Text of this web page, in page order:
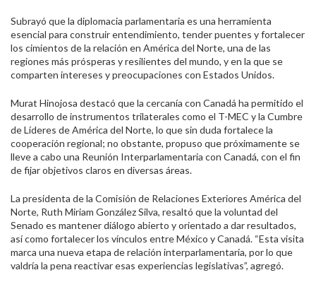
Subrayó que la diplomacia parlamentaria es una herramienta
esencial para construir entendimiento, tender puentes y fortalecer
los cimientos de la relación en América del Norte, una de las
regiones más prósperas y resilientes del mundo, y en la que se
comparten intereses y preocupaciones con Estados Unidos.
Murat Hinojosa destacó que la cercanía con Canadá ha permitido el
desarrollo de instrumentos trilaterales como el T-MEC y la Cumbre
de Líderes de América del Norte, lo que sin duda fortalece la
cooperación regional; no obstante, propuso que próximamente se
lleve a cabo una Reunión Interparlamentaria con Canadá, con el fin
de fijar objetivos claros en diversas áreas.
La presidenta de la Comisión de Relaciones Exteriores América del
Norte, Ruth Miriam González Silva, resaltó que la voluntad del
Senado es mantener diálogo abierto y orientado a dar resultados,
así como fortalecer los vínculos entre México y Canadá. “Esta visita
marca una nueva etapa de relación interparlamentaria, por lo que
valdría la pena reactivar esas experiencias legislativas”, agregó.